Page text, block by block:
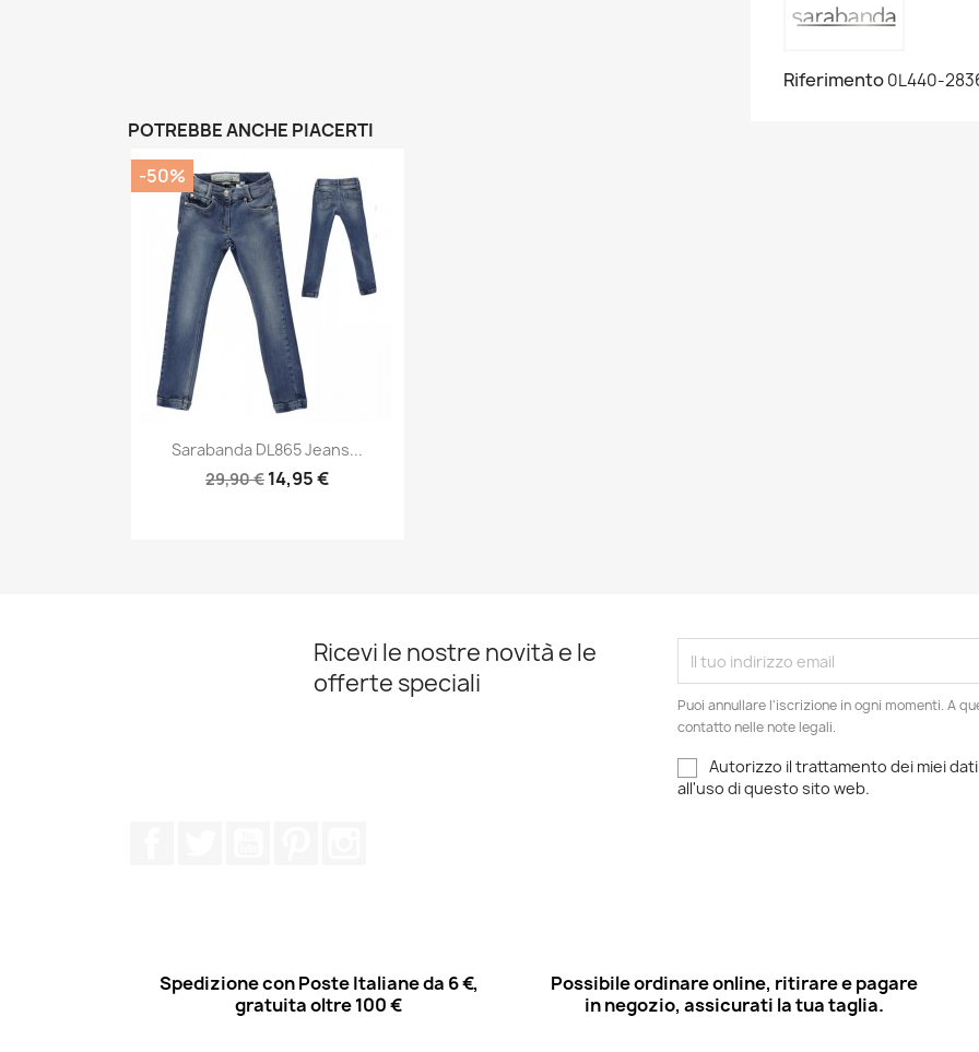
Riferimento0L440-
POTREBBE ANCHE PIACERTI
Anteprima
Sarabanda DL865 Jeans...
29,90 € 14,95 €
-50%
Ricevi le nostre novità e le
offerte speciali
Puoi annullare l'iscrizione in ogni momenti. A
contatto nelle note legali.
Autorizzo il trattamento dei miei
all'uso di questo sito web.
Spedizione con Poste Italiane da 6 €,
gratuita oltre 100 €
Possibile ordinare online, ritirare e pagare
in negozio, assicurati la tua taglia.